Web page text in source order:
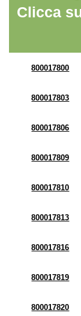
Clicca
800017800
800017803
800017806
800017809
800017810
800017813
800017816
800017819
800017820